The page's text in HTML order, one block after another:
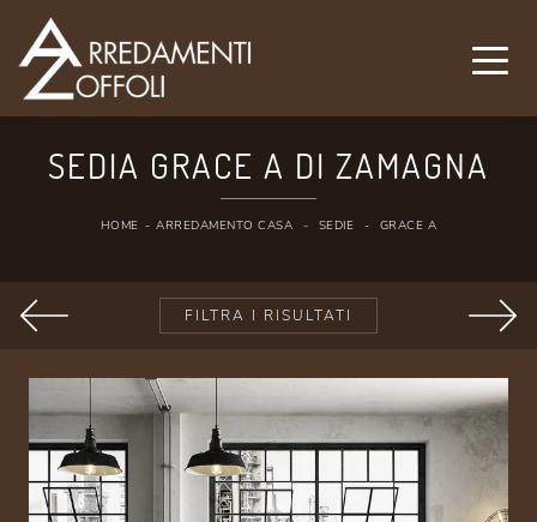
SEDIA GRACE A DI ZAMAGNA
HOME - ARREDAMENTO CASA - SEDIE - GRACE A
FILTRA I RISULTATI